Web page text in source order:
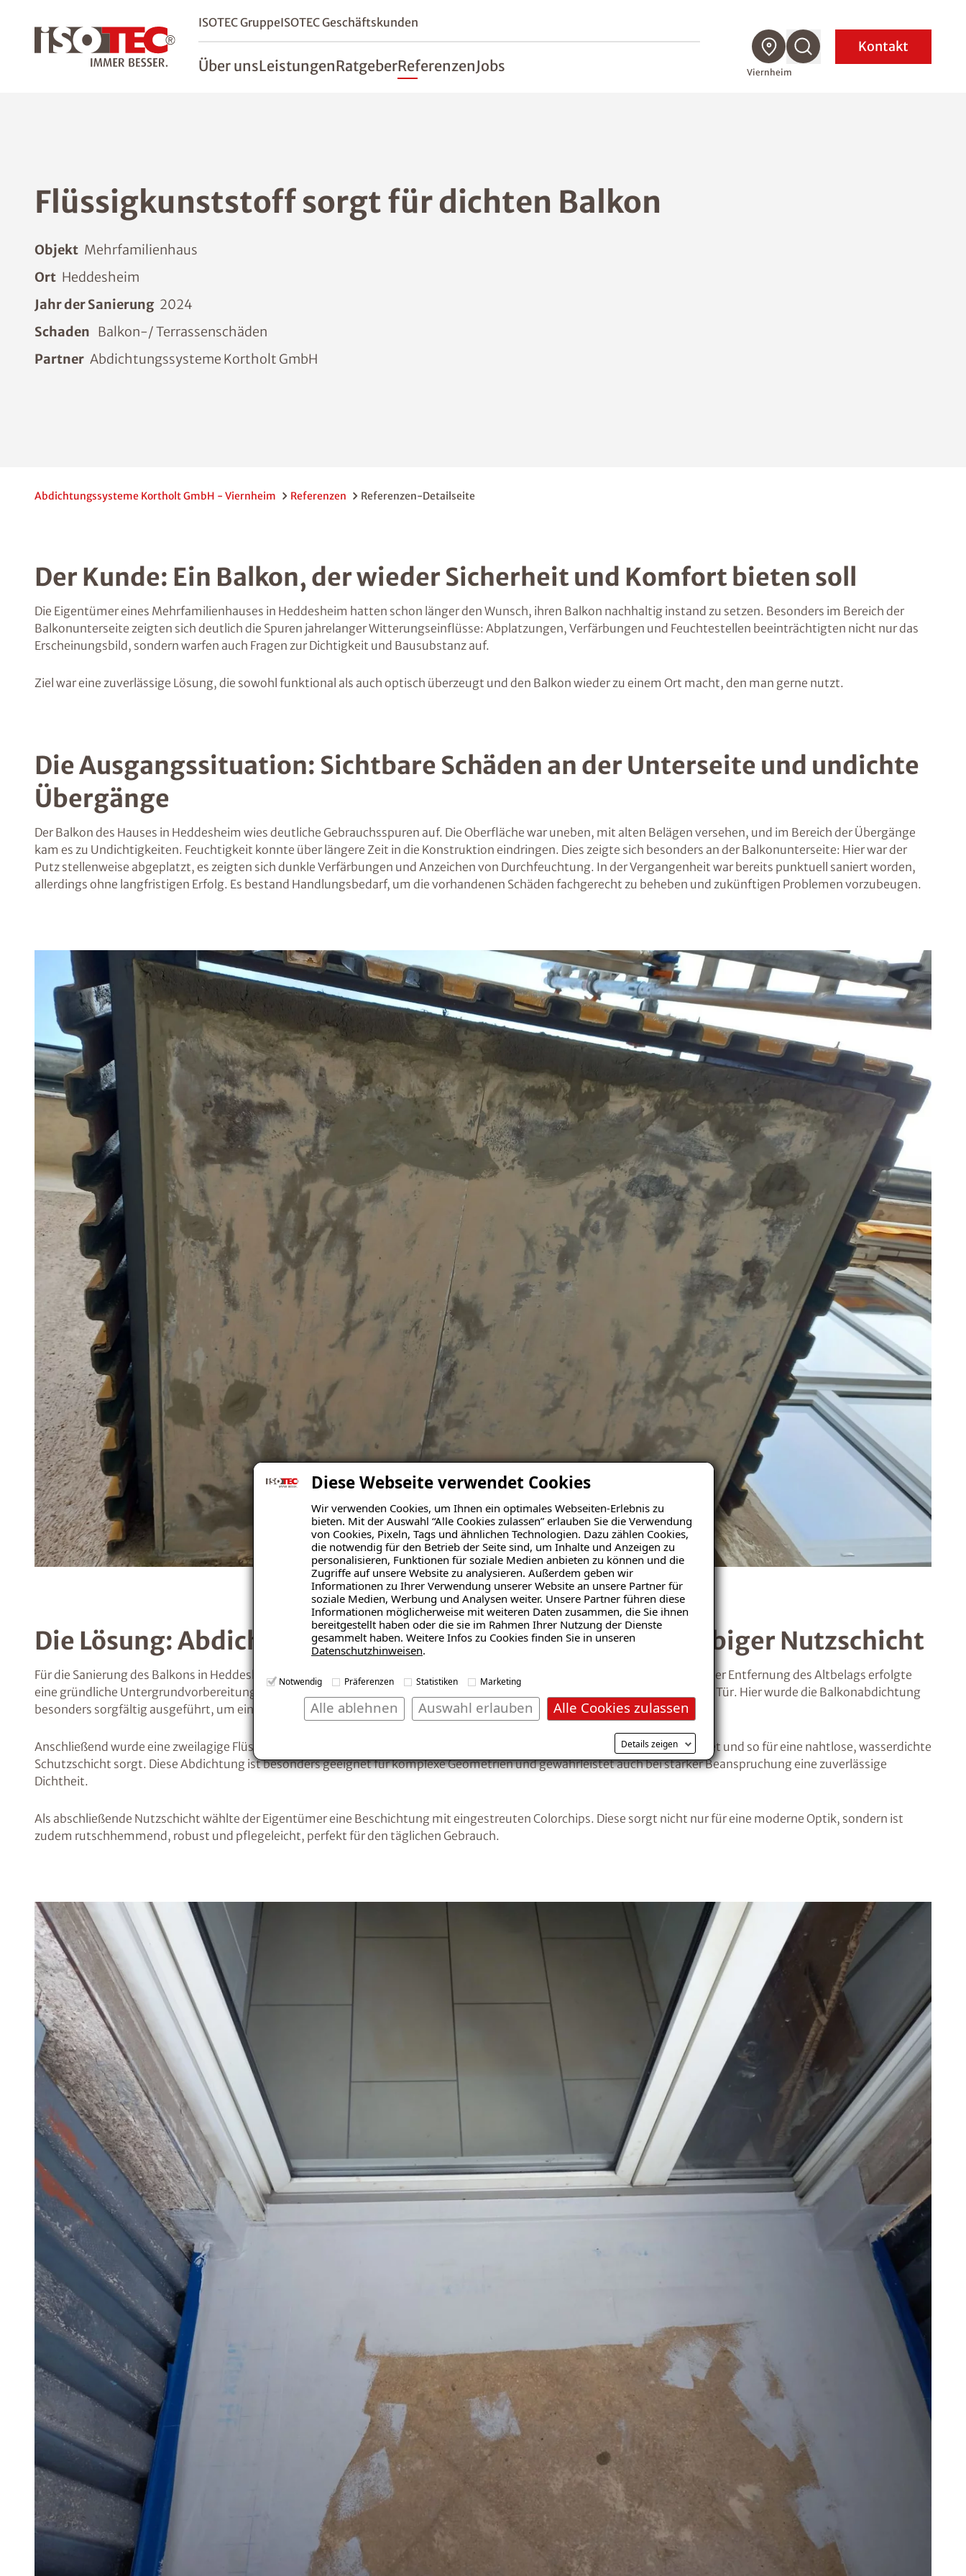
Diese Webseite verwendet Cookies
Wir verwenden Cookies, um Ihnen ein optimales Webseiten-Erlebnis zu
bieten. Mit der Auswahl “Alle Cookies zulassen” erlauben Sie die Verwendung
von Cookies, Pixeln, Tags und ähnlichen Technologien. Dazu zählen Cookies,
die notwendig für den Betrieb der Seite sind, um Inhalte und Anzeigen zu
personalisieren, Funktionen für soziale Medien anbieten zu können und die
Zugriffe auf unsere Website zu analysieren. Außerdem geben wir
Informationen zu Ihrer Verwendung unserer Website an unsere Partner für
soziale Medien, Werbung und Analysen weiter. Unsere Partner führen diese
Informationen möglicherweise mit weiteren Daten zusammen, die Sie ihnen
bereitgestellt haben oder die sie im Rahmen Ihrer Nutzung der Dienste
gesammelt haben. Weitere Infos zu Cookies finden Sie in unseren
Datenschutzhinweisen.
Notwendig Präferenzen Statistiken Marketing
Alle Cookies zulassen
Auswahl erlauben
Alle ablehnen
Details zeigen
ISOTEC GruppeISOTEC Geschäftskunden
Über unsLeistungenRatgeberReferenzenJobs Viernheim
Kontakt
Flüssigkunststoff sorgt für dichten Balkon
Objekt Mehrfamilienhaus
Ort Heddesheim
Jahr der Sanierung 2024
Schaden Balkon-/ Terrassenschäden
Partner Abdichtungssysteme Kortholt GmbH
Abdichtungssysteme Kortholt GmbH - Viernheim Referenzen Referenzen-Detailseite
Der Kunde: Ein Balkon, der wieder Sicherheit und Komfort bieten soll
Die Eigentümer eines Mehrfamilienhauses in Heddesheim hatten schon länger den Wunsch, ihren Balkon nachhaltig instand zu setzen. Besonders im Bereich der
Balkonunterseite zeigten sich deutlich die Spuren jahrelanger Witterungseinflüsse: Abplatzungen, Verfärbungen und Feuchtestellen beeinträchtigten nicht nur das
Erscheinungsbild, sondern warfen auch Fragen zur Dichtigkeit und Bausubstanz auf.
Ziel war eine zuverlässige Lösung, die sowohl funktional als auch optisch überzeugt und den Balkon wieder zu einem Ort macht, den man gerne nutzt.
Die Ausgangssituation: Sichtbare Schäden an der Unterseite und undichte
Übergänge
Der Balkon des Hauses in Heddesheim wies deutliche Gebrauchsspuren auf. Die Oberfläche war uneben, mit alten Belägen versehen, und im Bereich der Übergänge
kam es zu Undichtigkeiten. Feuchtigkeit konnte über längere Zeit in die Konstruktion eindringen. Dies zeigte sich besonders an der Balkonunterseite: Hier war der
Putz stellenweise abgeplatzt, es zeigten sich dunkle Verfärbungen und Anzeichen von Durchfeuchtung. In der Vergangenheit war bereits punktuell saniert worden,
allerdings ohne langfristigen Erfolg. Es bestand Handlungsbedarf, um die vorhandenen Schäden fachgerecht zu beheben und zukünftigen Problemen vorzubeugen.
Die Lösung: Abdichtung mit Flüssigkunststoff und langlebiger Nutzschicht
Für die Sanierung des Balkons in Heddesheim wurde ein bewährtes System auf Basis von Flüssigkunststoff eingesetzt. Nach der Entfernung des Altbelags erfolgte
eine gründliche Untergrundvorbereitung. Besonderes Augenmerk galt den sensiblen Anschlussbereichen zur Fassade und zur Tür. Hier wurde die Balkonabdichtung
besonders sorgfältig ausgeführt, um eine langfristig dichte Lösung zu gewährleisten.
Anschließend wurde eine zweilagige Flüssigkunststoffabdichtung appliziert, die sich vollflächig mit dem Untergrund verbindet und so für eine nahtlose, wasserdichte
Schutzschicht sorgt. Diese Abdichtung ist besonders geeignet für komplexe Geometrien und gewährleistet auch bei starker Beanspruchung eine zuverlässige
Dichtheit.
Als abschließende Nutzschicht wählte der Eigentümer eine Beschichtung mit eingestreuten Colorchips. Diese sorgt nicht nur für eine moderne Optik, sondern ist
zudem rutschhemmend, robust und pflegeleicht, perfekt für den täglichen Gebrauch.